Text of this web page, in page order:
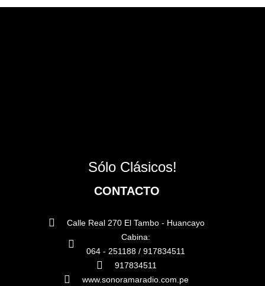
Sólo Clásicos!
CONTACTO
Calle Real 270 El Tambo - Huancayo
Cabina:
064 - 251188 / 917834511
917834511
www.sonoramaradio.com.pe